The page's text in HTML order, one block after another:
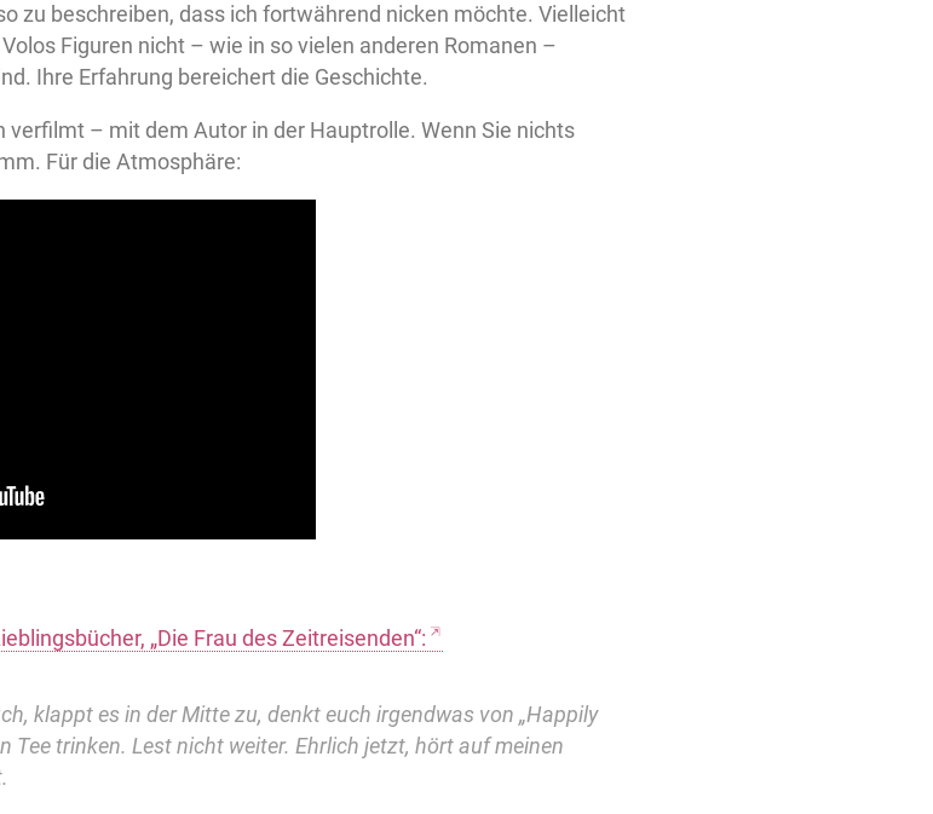
zu beschreiben, dass ich fortwährend nicken möchte. Vielleicht
Figuren nicht – wie in so vielen anderen Romanen –
Ihre Erfahrung bereichert die Geschichte.
verfilmt – mit dem Autor in der Hauptrolle. Wenn Sie nichts
Für die Atmosphäre:
„Die Frau des Zeitreisenden“:
klappt es in der Mitte zu, denkt euch irgendwas von „Happily
Tee trinken. Lest nicht weiter. Ehrlich jetzt, hört auf meinen